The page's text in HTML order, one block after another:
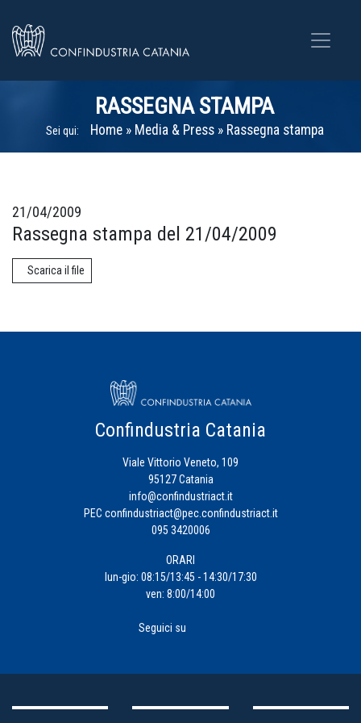
RASSEGNA STAMPA
Sei qui: Home» Media & Press» Rassegna stampa
21/04/2009
Rassegna stampa del 21/04/2009
Scarica il file
Confindustria Catania
Viale Vittorio Veneto, 109
95127 Catania
info@confindustriact.it
PEC confindustriact@pec.confindustriact.it
095 3420006
ORARI
lun-gio: 08:15/13:45 - 14:30/17:30
ven: 8:00/14:00
Seguici su